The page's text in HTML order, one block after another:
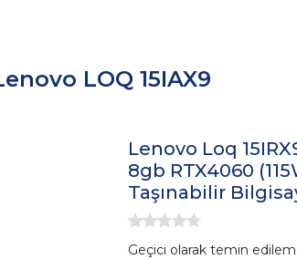
LOQ 15IAX9
Lenovo Loq
8gb RTX4060
Taşınabilir
Geçici olarak temin